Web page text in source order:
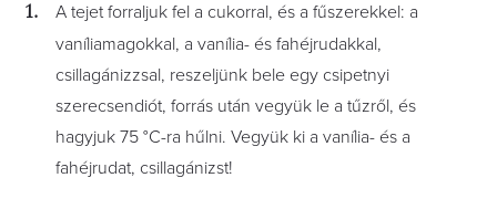
A tejet forraljuk fel a cukorral, és a fűszerekkel: a
vaníliamagokkal, a vanília- és fahéjrudakkal,
csillagánizzsal, reszeljünk bele egy csipetnyi
szerecsendiót, forrás után vegyük le a tűzről, és
hagyjuk 75 °C-ra hűlni. Vegyük ki a vanília- és a
fahéjrudat, csillagánizst!